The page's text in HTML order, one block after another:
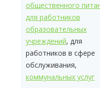
общественного
для работников
образовательных
учреждений, для
работников в сфере
обслуживания,
коммунальных услуг